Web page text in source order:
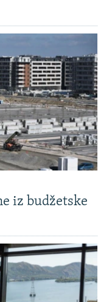
iz budžetske